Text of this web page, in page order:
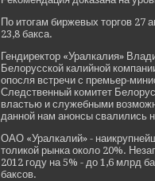
По итогам би­ржевых торгов 27
23,8 бакса.
Гендиректор «Уралкалия»
Белорусской калийной
опосля встречи с премьер-
Следстве­нный комитет
властью и служебными
данной нам анонсы свалились
ОАО «Уралкалий» -
толикой рынка около 20%.
2012 году на 5% - до 1,6 млрд
баксов.